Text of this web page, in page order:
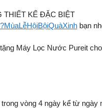
THIẾT KẾ ĐẶC BIỆT
bạn
Máy Lọc Nước Pureit
vòng 4 ngày kể từ ngày